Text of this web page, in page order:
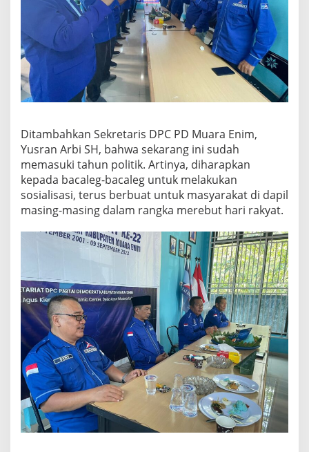
Ditambahkan Sekretaris DPC PD Muara Enim,
Yusran Arbi SH, bahwa sekarang ini sudah
memasuki tahun politik. Artinya, diharapkan
kepada bacaleg-bacaleg untuk melakukan
sosialisasi, terus berbuat untuk masyarakat di dapil
masing-masing dalam rangka merebut hari rakyat.